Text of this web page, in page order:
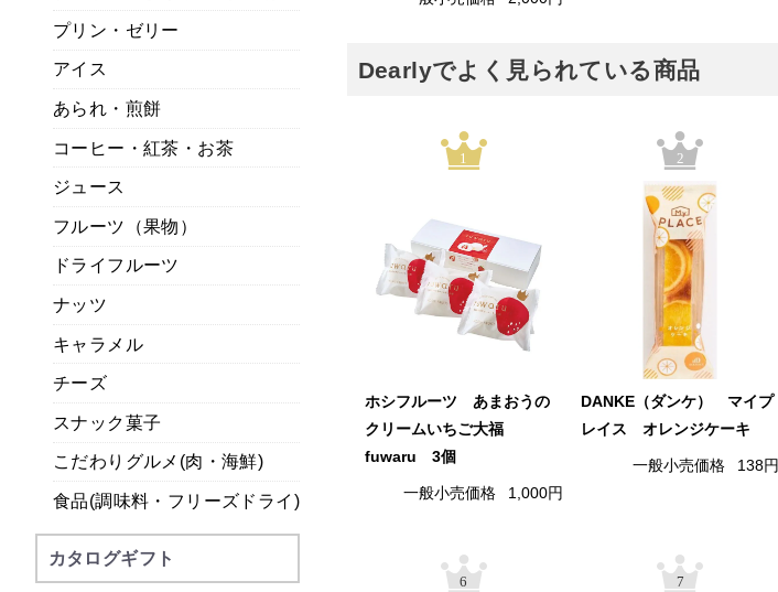
Dearlyでよく見られている商品
1
ホシフルーツ あまおうの
クリームいちご大福
fuwaru 3個
一般小売価格 1,000円
2
DANKE（ダンケ） マイプ
レイス オレンジケーキ
一般小売価格 138円
6 7
プリン・ゼリー
アイス
あられ・煎餅
コーヒー・紅茶・お茶
ジュース
フルーツ（果物）
ドライフルーツ
ナッツ
キャラメル
チーズ
スナック菓子
こだわりグルメ(肉・海鮮)
食品(調味料・フリーズドライ)
カタログギフト